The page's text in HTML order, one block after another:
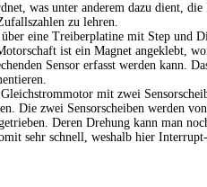
was unter anderem dazu dient, die
zu lehren.
eine Treiberplatine mit Step und
ist ein Magnet angeklebt,
Sensor erfasst werden kann.
mit zwei
Die zwei Sensorscheiben werden
Deren Drehung kann man
sehr schnell, weshalb hier